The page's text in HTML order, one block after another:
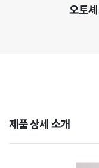
오토
제품 상세 소개